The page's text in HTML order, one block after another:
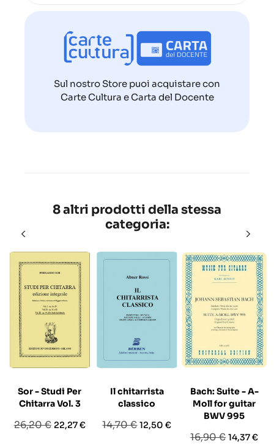
Sul nostro Store puoi acquistare con
Carte Cultura e Carta del Docente
8 altri prodotti della stessa
categoria:
Sor - Studi Per
Chitarra Vol. 3
Prezzo
26,20 € Prezzo
22,27 €
Il chitarrista
classico
Prezzo
14,70 €Prezzo
12,50 €
Bach: Suite - A-
Moll for guitar
BWV 995
Prezzo
16,90 € Prezzo
14,37 €